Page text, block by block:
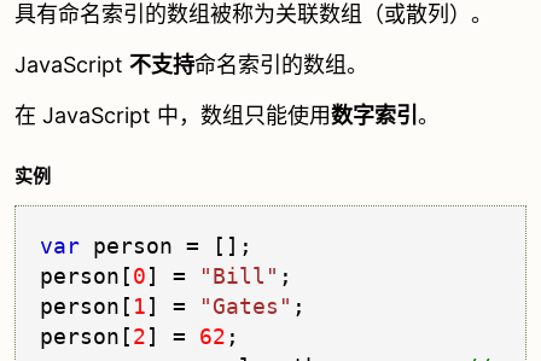
具有命名索引的数组被称为关联数组（或散列）。
JavaScript 不支持命名索引的数组。
在 JavaScript 中，数组只能使用数字索引 。
实例
var person = [];
person[0] = "Bill" ;
person[ 1] = "Gates" ;
person[2] = 62